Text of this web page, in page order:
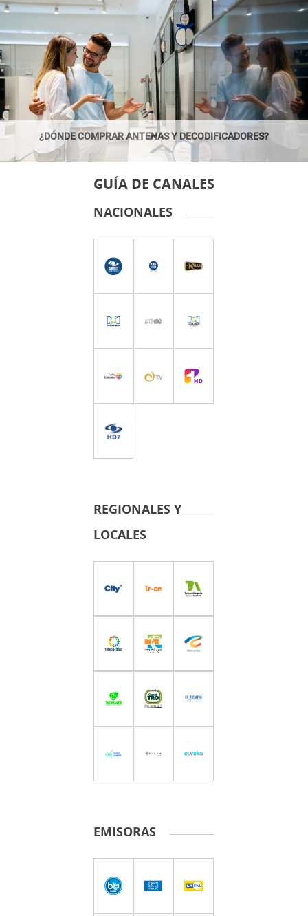
¿DÓNDE COMPRAR ANTENAS Y DECODIFICADORES?
GUÍA DE CANALES
NACIONALES
REGIONALES Y
LOCALES
EMISORAS